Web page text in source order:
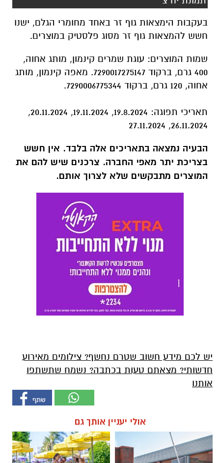
בעקבות הימצאות גוף זר באחד מחומרי הגלם, ישנו
חשש להמצאות גוף זר מסוג פלסטיק במוצרים.
שמות המוצרים: עוגת שמרים קינמון, מותג אחוה,
400 גרם, ברקוד 7290017275147. מאפה קינמון, מותג
אחוה, 120 גרם, ברקוד 7290006775344.
תאריכי תפוגה: 19.8.2024, 19.11.2024, 20.11.2024,
26.11.2024, 27.11.2024
הבעיה נמצאה בתאריכים אלה בלבד. אין חשש
בצריכת יתר מאפי החברה. צרכנים שיש להם את
המוצרים מתבקשים שלא לצרוך אותם.
יש לכם מידע חשוב שטרם נחשף? צילומים מאירוע
חדשותי? מצאתם טעות בכתבה? נשמח שתשתפו
אותנו
אולי יעניין אותך גם